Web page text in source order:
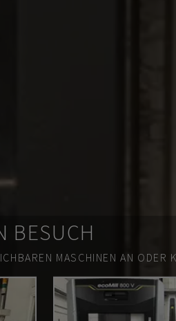
BESUCH
MASCHINEN AN ODER